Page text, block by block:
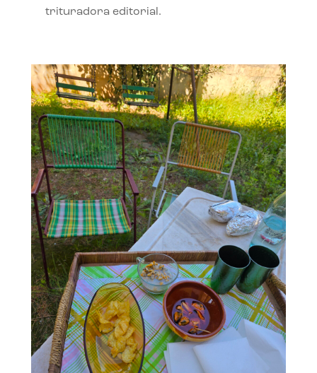
trituradora editorial.